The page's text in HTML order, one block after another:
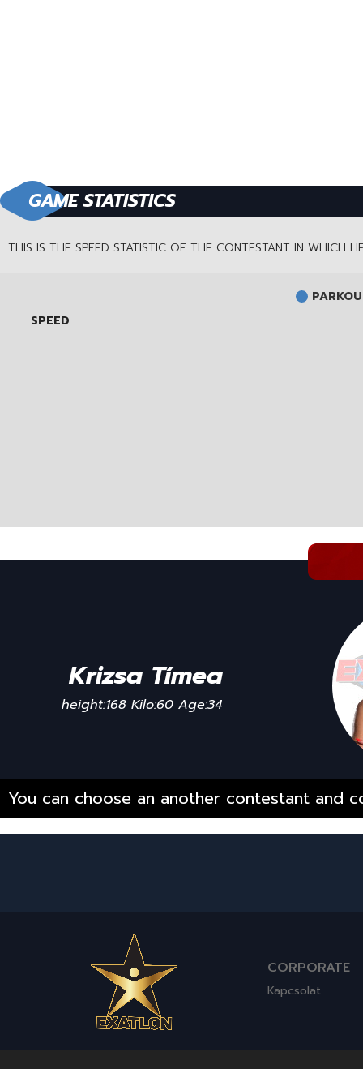
GAME STATISTICS
THIS IS THE SPEED STATISTIC OF THE CONTESTANT IN WHICH
SPEED
Krizsa Tímea
height:168 Kilo:60 Age:34
You can choose an another contestant and
CORPORATE
Kapcsolat